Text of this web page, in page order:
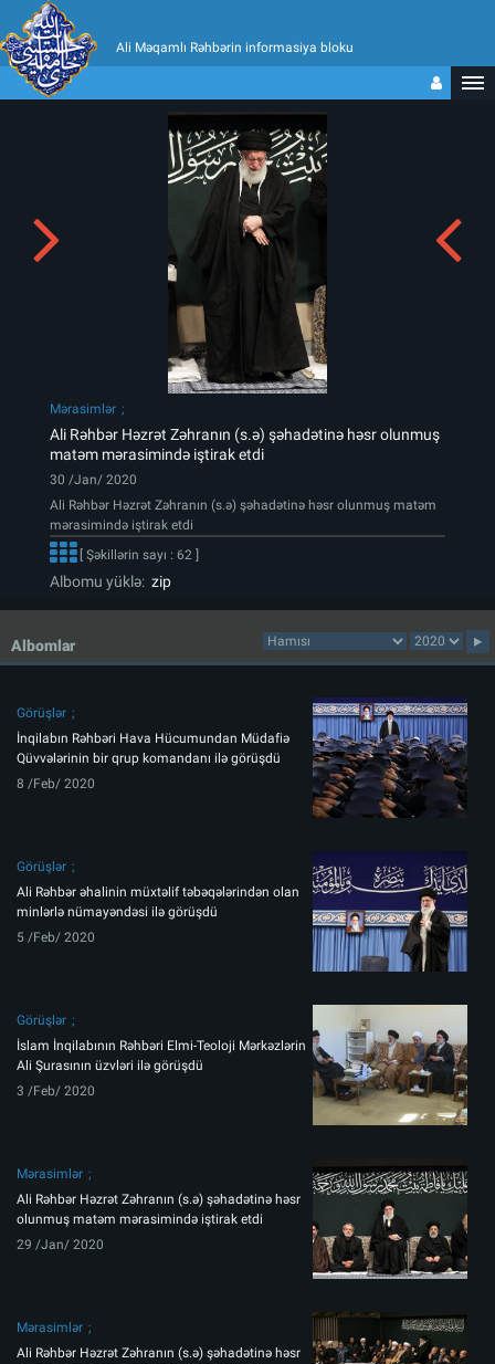
Ali Məqamlı Rəhbərin informasiya bloku
Mərasimlər
Ali Rəhbər Həzrət Zəhranın (s.ə) şəhadətinə həsr olunmuş
matəm mərasimində iştirak etdi
30 /Jan/ 2020
Ali Rəhbər Həzrət Zəhranın (s.ə) şəhadətinə həsr olunmuş matəm
mərasimində iştirak etdi
[ Şəkillərin sayı : 62 ]
Albomu yüklə: zip
Albomlar
Görüşlər
İnqilabın Rəhbəri Hava Hücumundan Müdafiə
Qüvvələrinin bir qrup komandanı ilə görüşdü
8 /Feb/ 2020
Görüşlər
Ali Rəhbər əhalinin müxtəlif təbəqələrindən olan
minlərlə nümayəndəsi ilə görüşdü
5 /Feb/ 2020
Görüşlər
İslam İnqilabının Rəhbəri Elmi-Teoloji Mərkəzlərin
Ali Şurasının üzvləri ilə görüşdü
3 /Feb/ 2020
Mərasimlər
Ali Rəhbər Həzrət Zəhranın (s.ə) şəhadətinə həsr
olunmuş matəm mərasimində iştirak etdi
29 /Jan/ 2020
Mərasimlər
Ali Rəhbər Həzrət Zəhranın (s.ə) şəhadətinə həsr